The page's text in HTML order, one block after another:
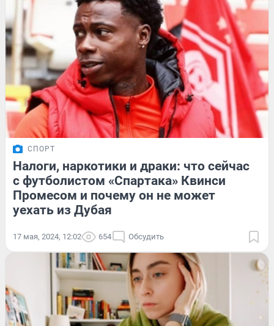
СПОРТ
Налоги, наркотики и драки: что сейчас
с футболистом «Спартака» Квинси
Промесом и почему он не может
уехать из Дубая
17 мая, 2024, 12:02 654 Обсудить